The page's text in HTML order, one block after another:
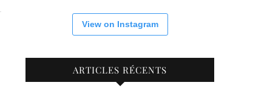
View on Instagram
ARTICLES RÉCENTS